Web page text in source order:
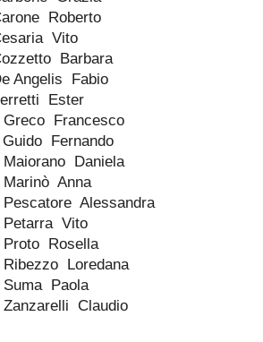
Roberto
Vito
Barbara
Angelis Fabio
Ester
Francesco
Fernando
Daniela
Anna
Alessandra
Vito
Rosella
Loredana
Paola
Claudio